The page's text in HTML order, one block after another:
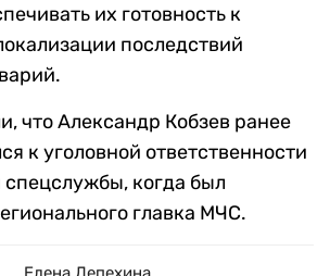
их готовность к
последствий
что Александр Кобзев ранее
к уголовной ответственности
когда был
главка МЧС.